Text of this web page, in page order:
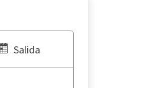
Salida